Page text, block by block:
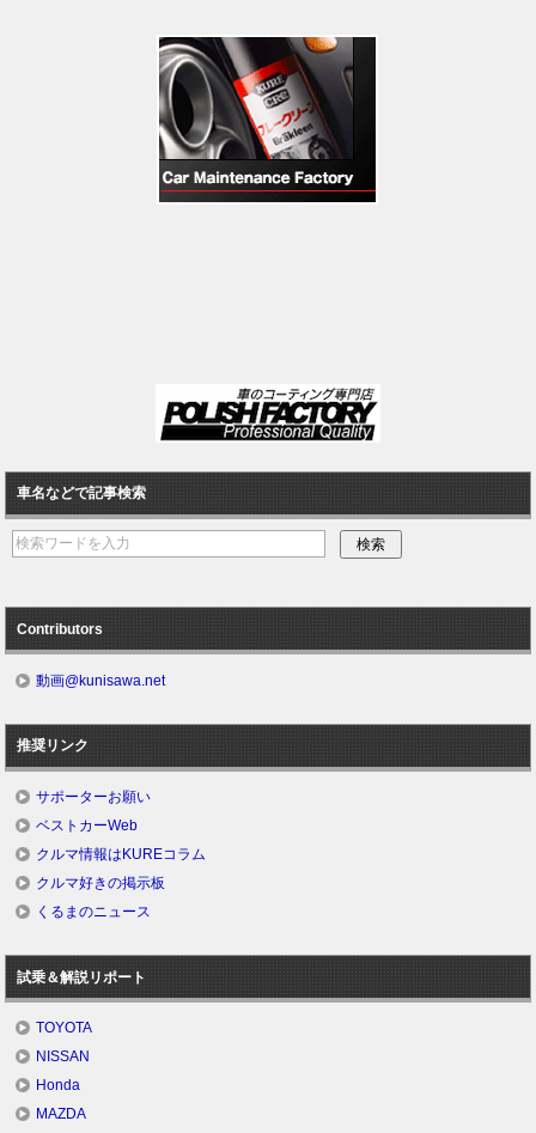
車名などで記事検索
Contributors
動画@kunisawa.net
推奨リンク
サポーターお願い
ベストカーWeb
クルマ情報はKUREコラム
クルマ好きの掲示板
くるまのニュース
試乗＆解説リポート
TOYOTA
NISSAN
Honda
MAZDA